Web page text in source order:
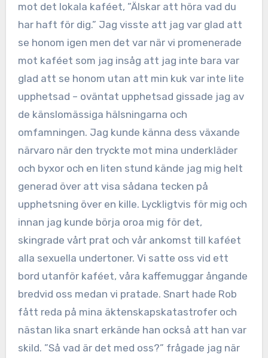
mot det lokala kaféet, ”Älskar att höra vad du
har haft för dig.” Jag visste att jag var glad att
se honom igen men det var när vi promenerade
mot kaféet som jag insåg att jag inte bara var
glad att se honom utan att min kuk var inte lite
upphetsad – oväntat upphetsad gissade jag av
de känslomässiga hälsningarna och
omfamningen. Jag kunde känna dess växande
närvaro när den tryckte mot mina underkläder
och byxor och en liten stund kände jag mig helt
generad över att visa sådana tecken på
upphetsning över en kille. Lyckligtvis för mig och
innan jag kunde börja oroa mig för det,
skingrade vårt prat och vår ankomst till kaféet
alla sexuella undertoner. Vi satte oss vid ett
bord utanför kaféet, våra kaffemuggar ångande
bredvid oss medan vi pratade. Snart hade Rob
fått reda på mina äktenskapskatastrofer och
nästan lika snart erkände han också att han var
skild. ”Så vad är det med oss?” frågade jag när